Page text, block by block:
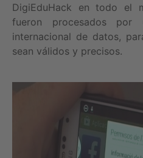
DigiEduHack en todo el
fueron procesados
internacional de datos,
sean válidos y precisos.